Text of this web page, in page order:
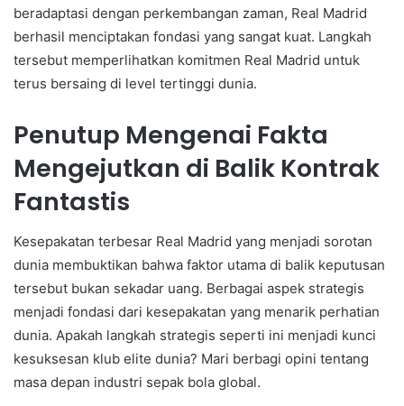
beradaptasi dengan perkembangan zaman, Real Madrid
berhasil menciptakan fondasi yang sangat kuat. Langkah
tersebut memperlihatkan komitmen Real Madrid untuk
terus bersaing di level tertinggi dunia.
Penutup Mengenai Fakta
Mengejutkan di Balik Kontrak
Fantastis
Kesepakatan terbesar Real Madrid yang menjadi sorotan
dunia membuktikan bahwa faktor utama di balik keputusan
tersebut bukan sekadar uang. Berbagai aspek strategis
menjadi fondasi dari kesepakatan yang menarik perhatian
dunia. Apakah langkah strategis seperti ini menjadi kunci
kesuksesan klub elite dunia? Mari berbagi opini tentang
masa depan industri sepak bola global.